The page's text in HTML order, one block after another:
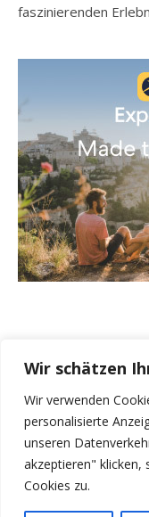
Wir schätzen
Wir verwenden
personalisierte
unseren
akzeptieren" klicken,
Cookies zu.
faszinierenden
© 2026